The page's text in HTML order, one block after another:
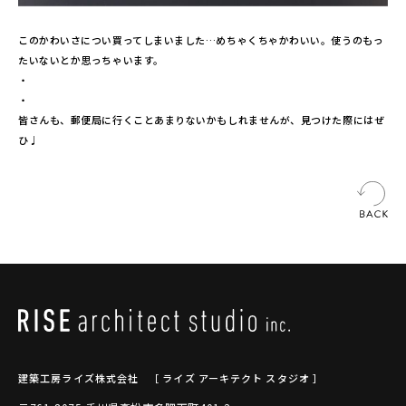
このかわいさについ買ってしまいました…めちゃくちゃかわいい。使うのもっ
たいないとか思っちゃいます。
・
・
皆さんも、郵便局に行くことあまりないかもしれませんが、見つけた際にはぜ
ひ♩
建築工房ライズ株式会社 ［ ライズ アーキテクト スタジオ ］